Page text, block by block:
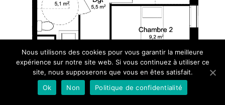
Nous utilisons des cookies pour vous garantir la meilleure
expérience sur notre site web. Si vous continuez à utiliser ce
site, nous supposerons que vous en êtes satisfait.
Ok
Non Politique de confidentialité